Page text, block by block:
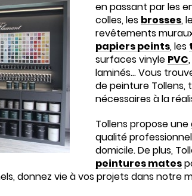
en passant par les
colles, les brosses,
revêtements
papiers peints, les
surfaces vinyle PVC
laminés... Vous
de peinture Tollens,
nécessaires à la
Tollens propose
qualité
domicile. De plus,
peintures mates
donnez vie à vos projets dans notre